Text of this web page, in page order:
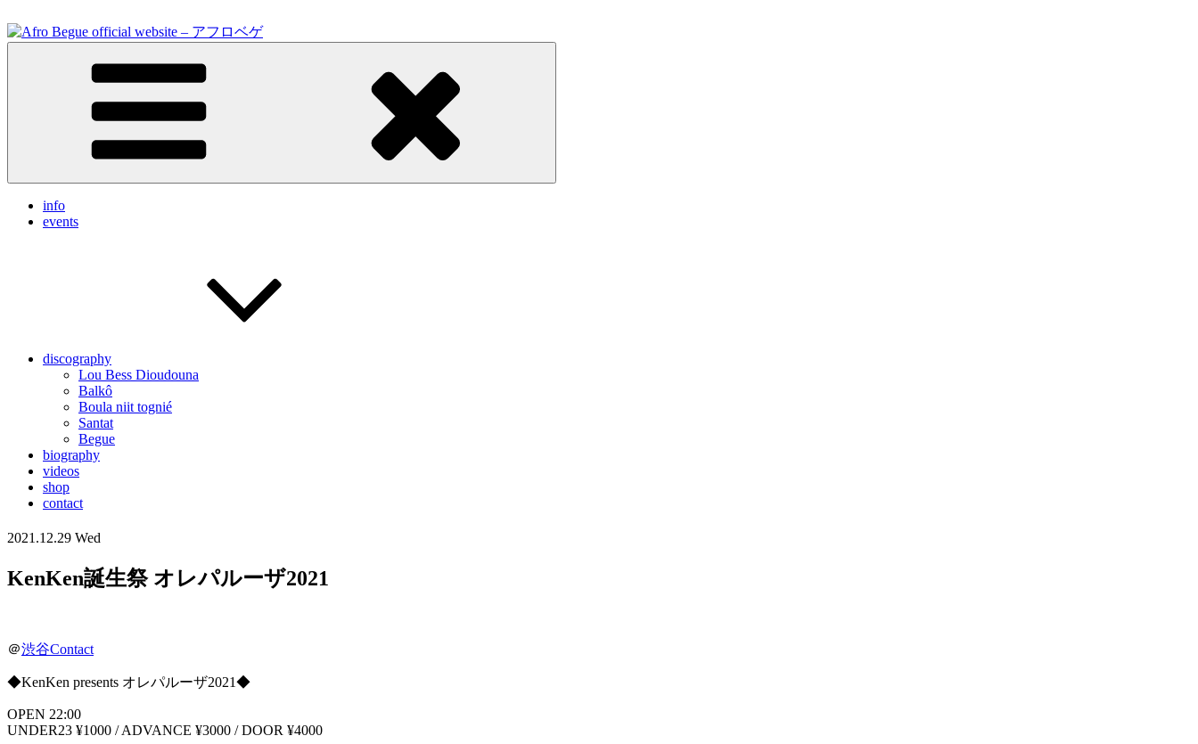
to
content
Afro Begue official website – アフロベゲ
Feel the vibrations.
info
events
discography
Lou Bess Dioudouna
Balkô
Boula niit tognié
Santat
Begue
biography
videos
shop
contact
2021.12.29 Wed
KenKen誕生祭 オレパルーザ2021
＠渋谷Contact
◆KenKen presents オレパルーザ2021◆
OPEN 22:00
UNDER23 ¥1000 / ADVANCE ¥3000 / DOOR ¥4000